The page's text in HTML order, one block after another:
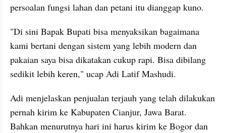
persoalan fungsi lahan dan petani itu dianggap kuno.
"Di sini Bapak Bupati bisa menyaksikan bagaimana
kami bertani dengan sistem yang lebih modern dan
pakaian saya bisa dikatakan cukup rapi. Bisa dibilang
sedikit lebih keren," ucap Adi Latif Mashudi.
Adi menjelaskan penjualan terjauh yang telah dilakukan
pernah kirim ke Kabupaten Cianjur, Jawa Barat.
Bahkan menurutnya hari ini harus kirim ke Bogor dan